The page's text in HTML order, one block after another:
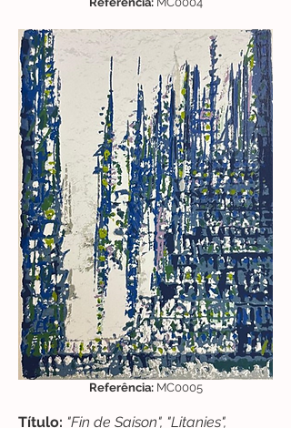
Referência:MC0005
Título: "Fin de Saison", "Litanies",